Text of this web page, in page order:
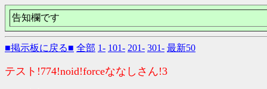
告知欄です
■掲示板に戻る■ 全部 1- 101- 201- 301- 最新50
テスト!774!noid!forceななしさん!3